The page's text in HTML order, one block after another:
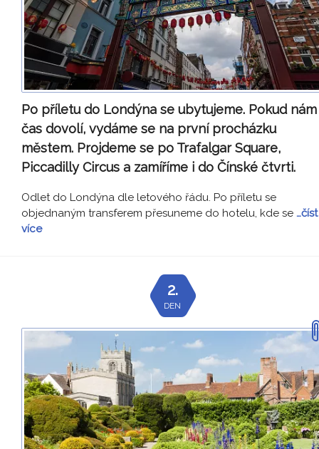
Po příletu do Londýna se ubytujeme. Pokud nám
čas dovolí, vydáme se na první procházku
městem. Projdeme se po Trafalgar Square,
Piccadilly Circus a zamíříme i do Čínské čtvrti.
Odlet do Londýna dle letového řádu. Po příletu se
objednaným transferem přesuneme do hotelu, kde se …číst
více
2.
DEN